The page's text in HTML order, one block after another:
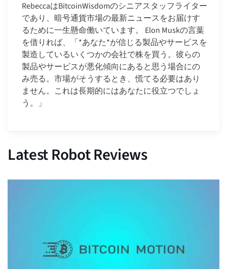
RebeccaはBitcoinWisdomのシニアスタッフライター
であり、暗号通貨市場の最新ニュースをお届けす
るために一生懸命働いています。 Elon Muskの言葉
を借りれば、「*あなた*が信じる製品やサービスを
製造しているいくつかの会社で株を買う。彼らの
製品やサービスが悪化傾向にあると思う場合にの
み売る。市場がそうするとき、慌てる必要はあり
ません。これは長期的にはあなたに役立つでしょ
う。」
Latest Robot Reviews